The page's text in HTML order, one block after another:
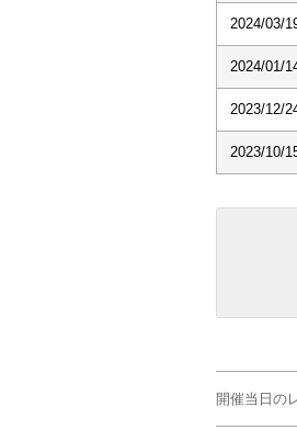
2024/03/
2024/01/
2023/12/
2023/10/
開催当日の